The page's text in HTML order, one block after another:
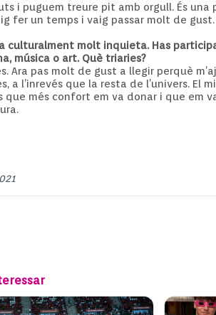
i puguem treure pit amb orgull. És una
fer un temps i vaig passar molt de
culturalment molt inquieta. Has
música o art. Què triaries?
Ara pas molt de gust a llegir perquè
a l’inrevés que la resta de l’univers.
que més confort em va donar i que em